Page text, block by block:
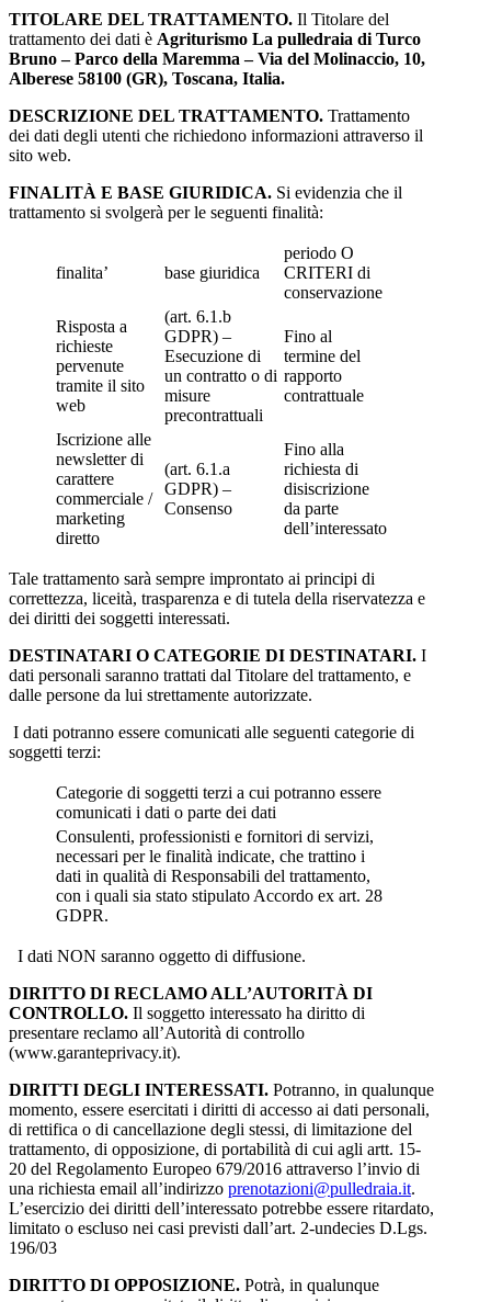
TITOLARE DEL TRATTAMENTO. Il Titolare del
trattamento dei dati è Agriturismo La pulledraia di Turco
Bruno – Parco della Maremma – Via del Molinaccio, 10,
Alberese 58100 (GR), Toscana, Italia.
DESCRIZIONE DEL TRATTAMENTO. Trattamento
dei dati degli utenti che richiedono informazioni attraverso il
sito web.
FINALITÀ E BASE GIURIDICA. Si evidenzia che il
trattamento si svolgerà per le seguenti finalità:
finalita’ base giuridica
periodo O
CRITERI di
conservazione
Risposta a
richieste
pervenute
tramite il sito
web
(art. 6.1.b
GDPR) –
Esecuzione di
un contratto o di
misure
precontrattuali
Fino al
termine del
rapporto
contrattuale
Iscrizione alle
newsletter di
carattere
commerciale /
marketing
diretto
(art. 6.1.a
GDPR) –
Consenso
Fino alla
richiesta di
disiscrizione
da parte
dell’interessato
Tale trattamento sarà sempre improntato ai principi di
correttezza, liceità, trasparenza e di tutela della riservatezza e
dei diritti dei soggetti interessati.
DESTINATARI O CATEGORIE DI DESTINATARI. I
dati personali saranno trattati dal Titolare del trattamento, e
dalle persone da lui strettamente autorizzate.
I dati potranno essere comunicati alle seguenti categorie di
soggetti terzi:
Categorie di soggetti terzi a cui potranno essere
comunicati i dati o parte dei dati
Consulenti, professionisti e fornitori di servizi,
necessari per le finalità indicate, che trattino i
dati in qualità di Responsabili del trattamento,
con i quali sia stato stipulato Accordo ex art. 28
GDPR.
I dati NON saranno oggetto di diffusione.
DIRITTO DI RECLAMO ALL’AUTORITÀ DI
CONTROLLO. Il soggetto interessato ha diritto di
presentare reclamo all’Autorità di controllo
(www.garanteprivacy.it).
DIRITTI DEGLI INTERESSATI. Potranno, in qualunque
momento, essere esercitati i diritti di accesso ai dati personali,
di rettifica o di cancellazione degli stessi, di limitazione del
trattamento, di opposizione, di portabilità di cui agli artt. 15-
20 del Regolamento Europeo 679/2016 attraverso l’invio di
una richiesta email all’indirizzo prenotazioni@pulledraia.it.
L’esercizio dei diritti dell’interessato potrebbe essere ritardato,
limitato o escluso nei casi previsti dall’art. 2-undecies D.Lgs.
196/03
DIRITTO DI OPPOSIZIONE. Potrà, in qualunque